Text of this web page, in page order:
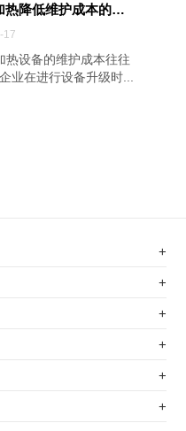
工业加热设备改造：电磁加热降低维护成本的四...
17
热设备的维护成本往往
业在进行设备升级时...
+
+
+
+
+
+